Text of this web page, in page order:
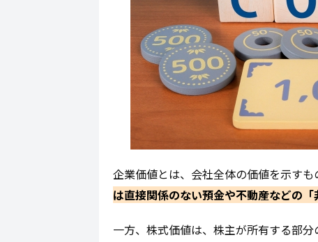
企業価値とは、会社全体の価値を示すも
は直接関係のない預金や不動産などの「
一方、株式価値は、株主が所有する部